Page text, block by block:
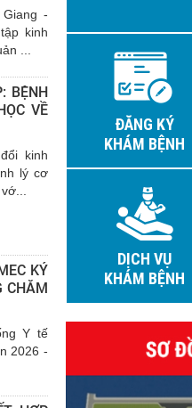
-
kinh
...
BỆNH
VỀ
kinh
lý cơ
KÝ
CHĂM
Y tế
2026 -
ĐĂNG KÝ
KHÁM BỆNH
DỊCH VỤ
KHÁM BỆNH